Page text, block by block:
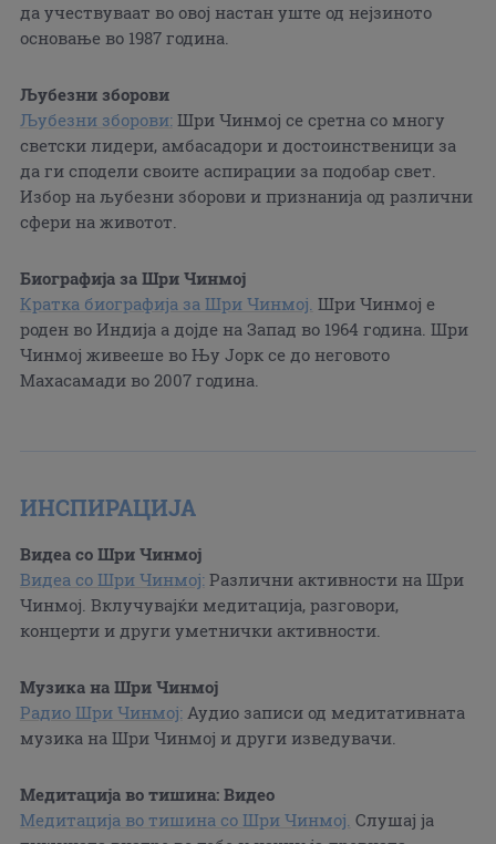
да учествуваат во овој настан уште од нејзиното
основање во 1987 година.
Љубезни зборови
Љубезни зборови:Шри Чинмој се сретна со многу
светски лидери, амбасадори и достоинственици за
да ги сподели своите аспирации за подобар свет.
Избор на љубезни зборови и признанија од различни
сфери на животот.
Биографија за Шри Чинмој
Кратка биографија за Шри Чинмој. Шри Чинмој е
роден во Индија а дојде на Запад во 1964 година. Шри
Чинмој живееше во Њу Јорк се до неговото
Махасамади во 2007 година.
ИНСПИРАЦИЈА
Видеа со Шри Чинмој
Видеа со Шри Чинмој:Различни активности на Шри
Чинмој. Вклучувајќи медитација, разговори,
концерти и други уметнички активности.
Музика на Шри Чинмој
Радио Шри Чинмој:Аудио записи од медитативната
музика на Шри Чинмој и други изведувачи.
Медитација во тишина: Видео
Медитација во тишина со Шри Чинмој. Слушај ја